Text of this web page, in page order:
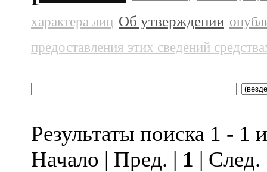
характера лиц Об утверждении
предоставления этих сведений
Результаты поиска 1 - 1
Начало | Пред. | 1 |